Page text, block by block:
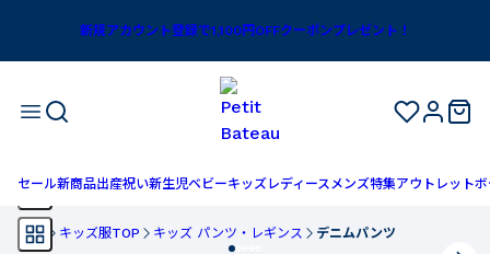
新規アカウント登録で1,100円OFFクーポンプレゼント！
セール新商品出産祝い新生児ベビーキッズ レディースメンズ特集アウトレットボ
TOP キッズ服TOP キッズ パンツ・レギンス デニムパンツ